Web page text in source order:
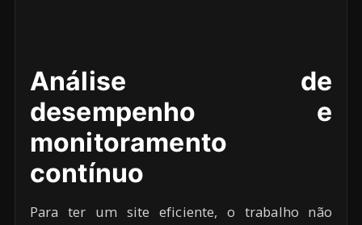
Análise de
desempenho e
monitoramento
contínuo
Para ter um site eficiente, o trabalho não